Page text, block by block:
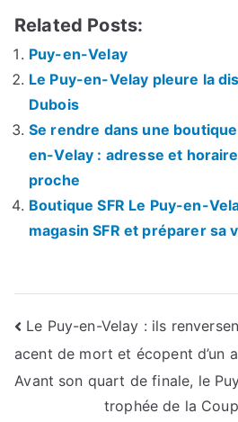
Related Posts:
Puy-en-Velay
Le Puy-en-Velay pleure la
Dubois
Se rendre dans une
en-Velay : adresse et
proche
Boutique SFR Le Puy-en-
magasin SFR et préparer sa
Navigation
de
l’article
Le Puy-en-Velay : ils
acent de mort et écopent d’un
Avant son quart de finale, le
trophée de la